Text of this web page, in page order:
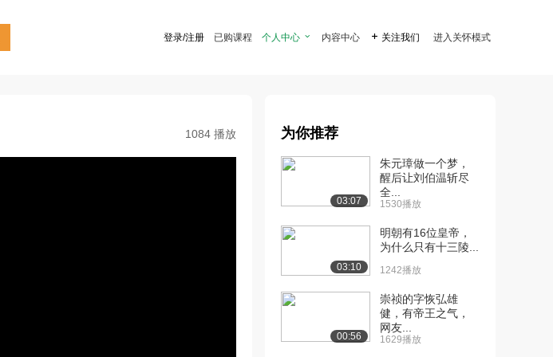
登录/注册 已购课程 个人中心  内容中心  关注我们 进入关怀模式
1084 播放 为你推荐
03:07
朱元璋做一个梦，
醒后让刘伯温斩尽
全...
1530播放
03:10
明朝有16位皇帝，
为什么只有十三陵...
1242播放
00:56
崇祯的字恢弘雄
健，有帝王之气，
网友...
1629播放